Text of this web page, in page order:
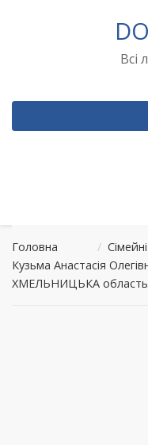
Всі
Головна /
Кузьма Анастасія
ХМЕЛЬНИЦЬКА область